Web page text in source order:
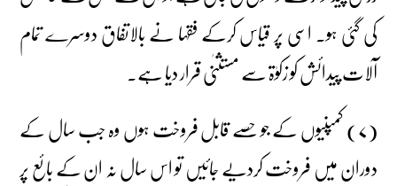
کی گئی ہو۔ اسی پر قیاس کرکے فقہا نے بالاتفاق دوسرے تمام
آلات پیدائش کو زکوٰۃ سے مستثنٰی قرار دیا ہے۔
(۷) کمپنیوں کے جو حصے قابل فروخت ہوں وہ جب سال کے
دوران میں فروخت کردیے جائیں تو اس سال نہ ان کے بائع پر